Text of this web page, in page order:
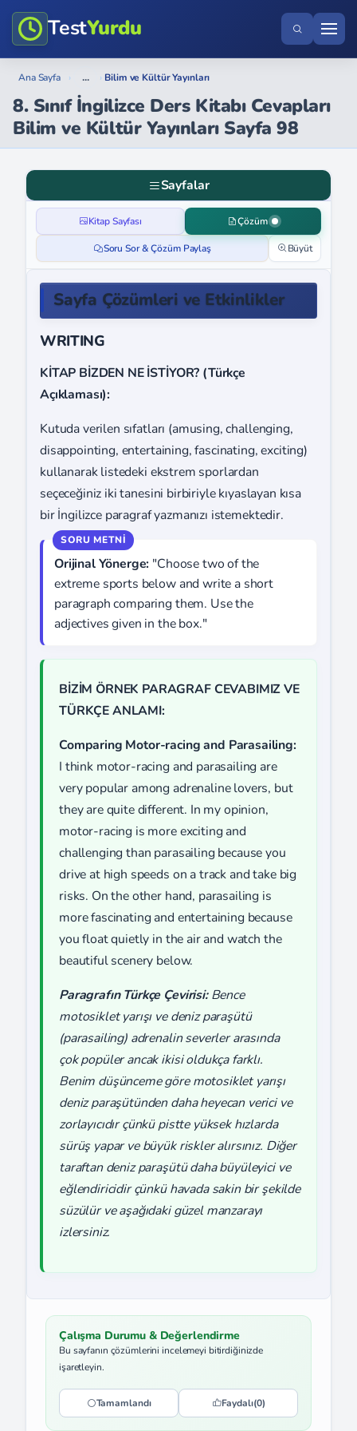
TestYurdu
Ana Sayfa › ... › Bilim ve Kültür Yayınları
8. Sınıf İngilizce Ders Kitabı Cevapları
Bilim ve Kültür Yayınları Sayfa 98
Sayfalar
Kitap Sayfası Çözüm
Soru Sor & Çözüm Paylaş Büyüt
Sayfa Çözümleri ve Etkinlikler
WRITING
KİTAP BİZDEN NE İSTİYOR? (Türkçe
Açıklaması):
Kutuda verilen sıfatları (amusing, challenging,
disappointing, entertaining, fascinating, exciting)
kullanarak listedeki ekstrem sporlardan
seçeceğiniz iki tanesini birbiriyle kıyaslayan kısa
bir İngilizce paragraf yazmanızı istemektedir.
Orijinal Yönerge: "Choose two of the
extreme sports below and write a short
paragraph comparing them. Use the
adjectives given in the box."
BİZİM ÖRNEK PARAGRAF CEVABIMIZ VE
TÜRKÇE ANLAMI:
Comparing Motor-racing and Parasailing:
I think motor-racing and parasailing are
very popular among adrenaline lovers, but
they are quite different. In my opinion,
motor-racing is more exciting and
challenging than parasailing because you
drive at high speeds on a track and take big
risks. On the other hand, parasailing is
more fascinating and entertaining because
you float quietly in the air and watch the
beautiful scenery below.
Paragrafın Türkçe Çevirisi:Bence
motosiklet yarışı ve deniz paraşütü
(parasailing) adrenalin severler arasında
çok popüler ancak ikisi oldukça farklı.
Benim düşünceme göre motosiklet yarışı
deniz paraşütünden daha heyecan verici ve
zorlayıcıdır çünkü pistte yüksek hızlarda
sürüş yapar ve büyük riskler alırsınız. Diğer
taraftan deniz paraşütü daha büyüleyici ve
eğlendiricidir çünkü havada sakin bir şekilde
süzülür ve aşağıdaki güzel manzarayı
izlersiniz.
Çalışma Durumu & Değerlendirme
Bu sayfanın çözümlerini incelemeyi bitirdiğinizde
işaretleyin.
Tamamlandı Faydalı(0)